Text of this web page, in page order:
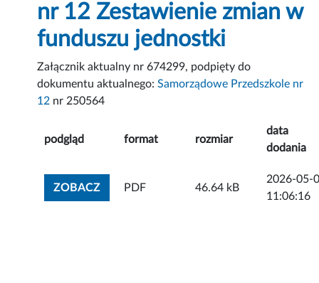
nr 12 Zestawienie zmian w
funduszu jednostki
Załącznik aktualny nr 674299, podpięty do
dokumentu aktualnego:Samorządowe Przedszkole nr
12 nr 250564
podgląd format rozmiar
data
dodania
ZOBACZZOBACZ ZAŁĄCZNIK
PDF 46.64 kB
2026-05-
11:06:16